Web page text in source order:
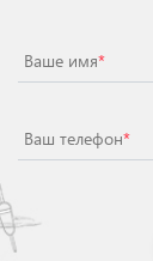
Ваше имя*
Ваш телефон*